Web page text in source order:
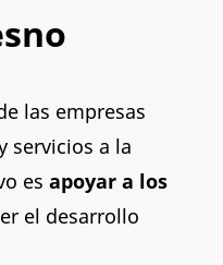
las empresas
servicios a la
es apoyar a los
el desarrollo